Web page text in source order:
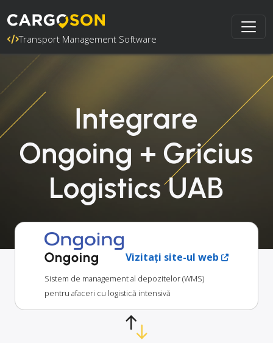
Transport Management Software
Integrare
Ongoing + Gricius
Logistics UAB
Ongoing Vizitați site-ul web
Sistem de management al depozitelor (WMS)
pentru afaceri cu logistică intensivă